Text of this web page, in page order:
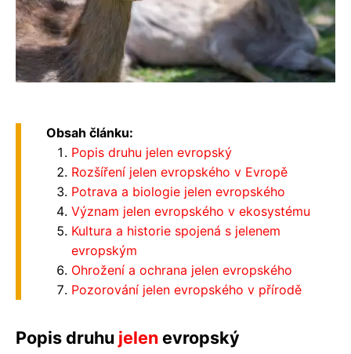
Obsah článku:
Popis druhu jelen evropský
Rozšíření jelen evropského v Evropě
Potrava a biologie jelen evropského
Význam jelen evropského v ekosystému
Kultura a historie spojená s jelenem
evropským
Ohrožení a ochrana jelen evropského
Pozorování jelen evropského v přírodě
Popis druhu jelenevropský